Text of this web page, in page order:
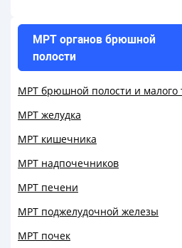
МРТ органов брюшной
полости
МРТ брюшной полости и малого
МРТ желудка
МРТ кишечника
МРТ надпочечников
МРТ печени
МРТ поджелудочной железы
МРТ почек